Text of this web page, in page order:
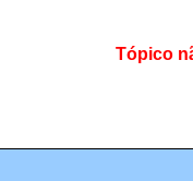
Tópico